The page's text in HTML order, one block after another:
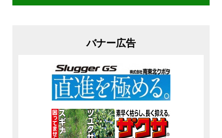
バナー広告